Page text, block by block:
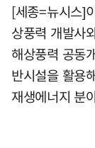
[세종=뉴시스]
상풍력 개발사
해상풍력 공동
반시설을 활용
재생에너지 분